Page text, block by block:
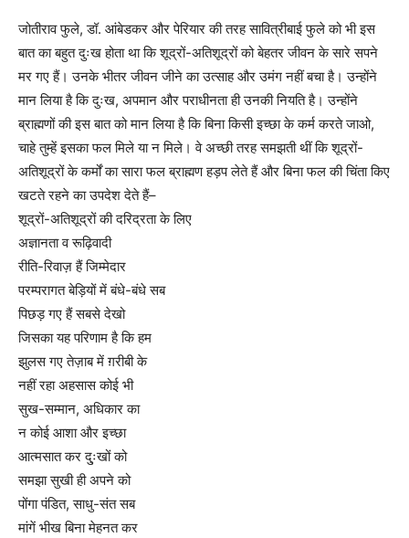
जोतीराव फुले, डॉ. आंबेडकर और पेरियार की तरह सावित्रीबाई फुले को भी इस
बात का बहुत दुःख होता था कि शूद्रों-अतिशूद्रों को बेहतर जीवन के सारे सपने
मर गए हैं। उनके भीतर जीवन जीने का उत्साह और उमंग नहीं बचा है। उन्होंने
मान लिया है कि दुःख, अपमान और पराधीनता ही उनकी नियति है। उन्होंने
ब्राह्मणों की इस बात को मान लिया है कि बिना किसी इच्छा के कर्म करते जाओ,
चाहे तुम्हें इसका फल मिले या न मिले। वे अच्छी तरह समझती थीं कि शूद्रों-
अतिशूद्रों के कर्मों का सारा फल ब्राह्मण हड़प लेते हैं और बिना फल की चिंता किए
खटते रहने का उपदेश देते हैं–
शूद्रों-अतिशूद्रों की दरिद्रता के लिए
अज्ञानता व रूढ़िवादी
रीति-रिवाज़ हैं जिम्मेदार
परम्परागत बेड़ियों में बंधे-बंधे सब
पिछड़ गए हैं सबसे देखो
जिसका यह परिणाम है कि हम
झुलस गए तेज़ाब में ग़रीबी के
नहीं रहा अहसास कोई भी
सुख-सम्मान, अधिकार का
न कोई आशा और इच्छा
आत्मसात कर दु्ःखों को
समझा सुखी ही अपने को
पोंगा पंडित, साधु-संत सब
मांगें भीख बिना मेहनत कर